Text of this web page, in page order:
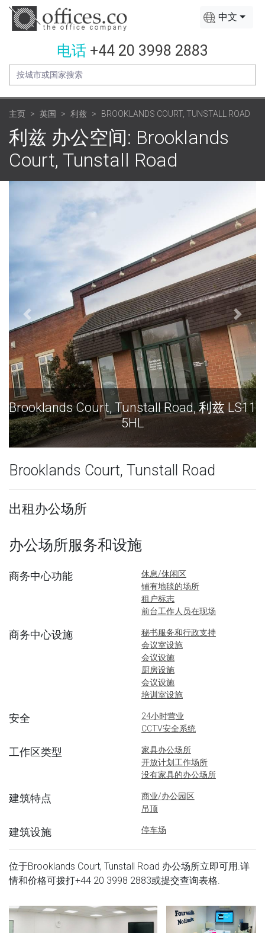
中文
电话 +44 20 3998 2883
主页 英国 利兹 BROOKLANDS COURT, TUNSTALL ROAD
利兹 办公空间: Brooklands
Court, Tunstall Road
Brooklands Court, Tunstall Road, 利兹 LS11
5HL
Brooklands Court, Tunstall Road
出租办公场所
办公场所服务和设施
商务中心功能
休息/休闲区
铺有地毯的场所
租户标志
前台工作人员在现场
商务中心设施
秘书服务和行政支持
会议室设施
会议设施
厨房设施
会议设施
培训室设施
安全
24小时营业
CCTV安全系统
工作区类型
家具办公场所
开放计划工作场所
没有家具的办公场所
建筑特点
商业/办公园区
吊顶
建筑设施 停车场
位于Brooklands Court, Tunstall Road 办公场所立即可用.详
情和价格可拨打+44 20 3998 2883或提交查询表格.